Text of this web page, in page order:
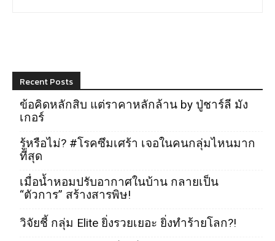
Recent Posts
ข้อคิดหลักสิบ แต่ราคาหลักล้าน by ปู่ชาร์ลี มัง
เกอร์
รู้หรือไม่? #โรคซึมเศร้า เจอในคนกลุ่มไหนมาก
ที่สุด
เมื่อน้ำหอมปรับอากาศในบ้าน กลายเป็น
“ตัวการ” สร้างสารพิษ!
วิจัยชี้ กลุ่ม Elite ยิ่งรวยเยอะ ยิ่งทำร้ายโลก?!